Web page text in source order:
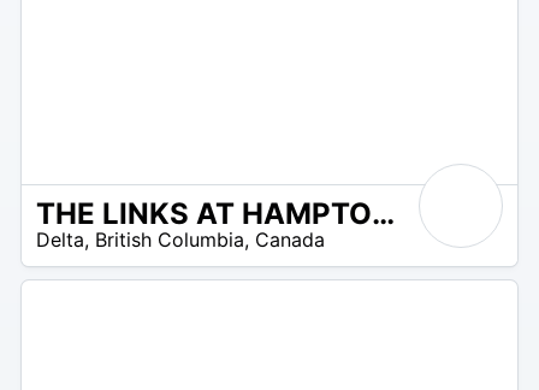
THE LINKS AT HAMPTON COVE
Delta, British Columbia, Canada